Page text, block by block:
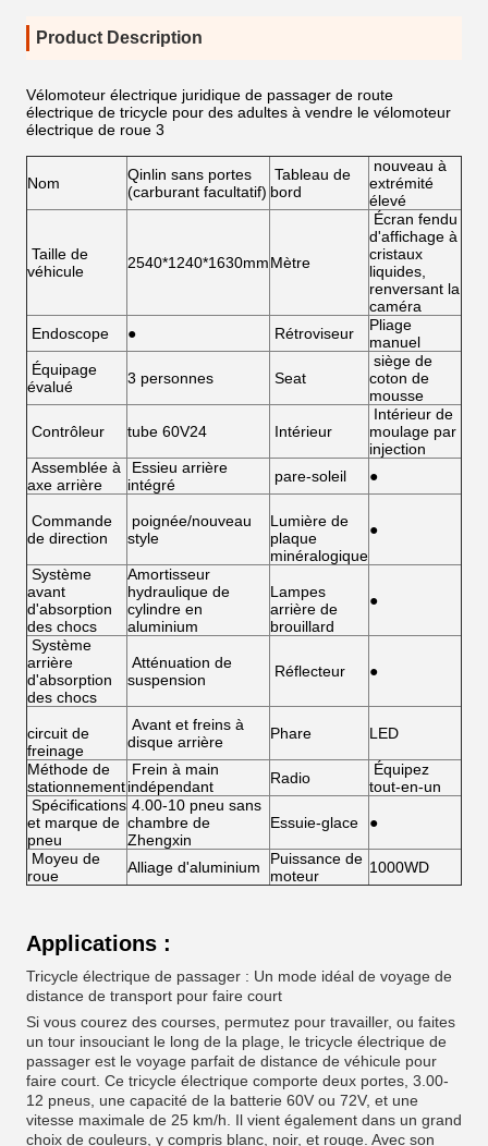
Product Description
Vélomoteur électrique juridique de passager de route
électrique de tricycle pour des adultes à vendre le vélomoteur
électrique de roue 3
Nom
Qinlin sans portes
(carburant facultatif)
Tableau de
bord
nouveau à
extrémité
élevé
Taille de
véhicule
2540*1240*1630mmMètre
Écran fendu
d'affichage à
cristaux
liquides,
renversant la
caméra
Endoscope
● Rétroviseur
Pliage
manuel
Équipage
évalué
3 personnes Seat
siège de
coton de
mousse
Contrôleur tube 60V24 Intérieur
Intérieur de
moulage par
injection
Assemblée à
axe arrière
Essieu arrière
intégré
pare-soleil ●
Commande
de direction
poignée/nouveau
style
Lumière de
plaque
minéralogique
●
Système
avant
d'absorption
des chocs
Amortisseur
hydraulique de
cylindre en
aluminium
Lampes
arrière de
brouillard
●
Système
arrière
d'absorption
des chocs
Atténuation de
suspension
Réflecteur ●
circuit de
freinage
Avant et freins à
disque arrière
Phare LED
Méthode de
stationnement
Frein à main
indépendant
Radio
Équipez
tout-en-un
Spécifications
et marque de
pneu
4.00-10 pneu sans
chambre de
Zhengxin
Essuie-glace ●
Moyeu de
roue
Alliage d'aluminium
Puissance de
moteur
1000WD
Applications :
Tricycle électrique de passager : Un mode idéal de voyage de
distance de transport pour faire court
Si vous courez des courses, permutez pour travailler, ou faites
un tour insouciant le long de la plage, le tricycle électrique de
passager est le voyage parfait de distance de véhicule pour
faire court. Ce tricycle électrique comporte deux portes, 3.00-
12 pneus, une capacité de la batterie 60V ou 72V, et une
vitesse maximale de 25 km/h. Il vient également dans un grand
choix de couleurs, y compris blanc, noir, et rouge. Avec son